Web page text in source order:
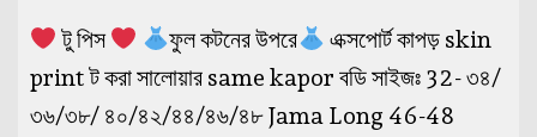
টু পিস ফুল কটনের উপরে
এক্সপোর্ট কাপড় skin
print ট করা সালোয়ার same kapor বডি সাইজঃ 32- ৩৪/
৩৬/৩৮/ ৪০/৪২/৪৪/৪৬/৪৮ Jama Long 46-48